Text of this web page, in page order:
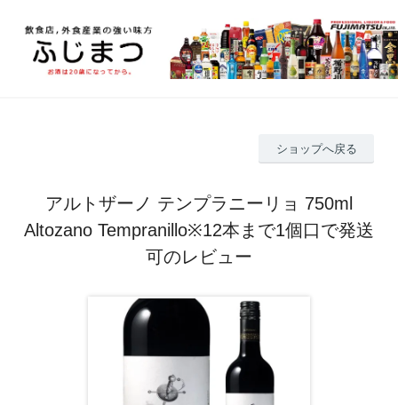
ショップへ戻る
アルトザーノ テンプラニーリョ 750ml
Altozano Tempranillo※12本まで1個口で発送
可のレビュー